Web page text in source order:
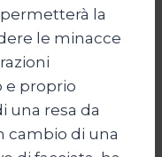
la
le minacce
e proprio
una resa da
cambio di una